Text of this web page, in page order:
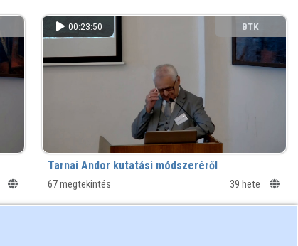
00:23:50 BTK
Tarnai Andor kutatási módszeréről
67 megtekintés 39 hete